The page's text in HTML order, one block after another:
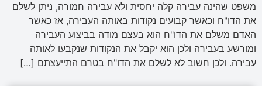
משפט שהינה עבירה קלה יחסית ולא עבירה חמורה, ניתן לשלם
את הדו"ח וכאשר קבועים נקודות באותה העבירה, אז כאשר
האדם משלם את הדו"ח הוא בעצם מודה בביצוע העבירה
ומורשע בעבירה ולכן הוא יקבל את הנקודות שנקבעו לאותה
עבירה. ולכן חשוב לא לשלם את הדו"ח בטרם התייעצתם […]